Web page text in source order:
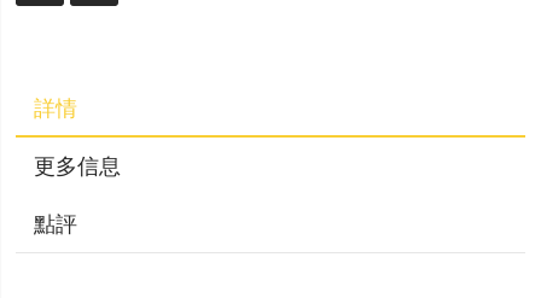
詳情
更多信息
點評